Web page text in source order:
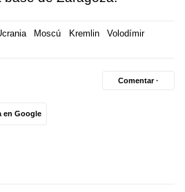
Moscú Kremlin
Volodímir
en Google
Comentar ·